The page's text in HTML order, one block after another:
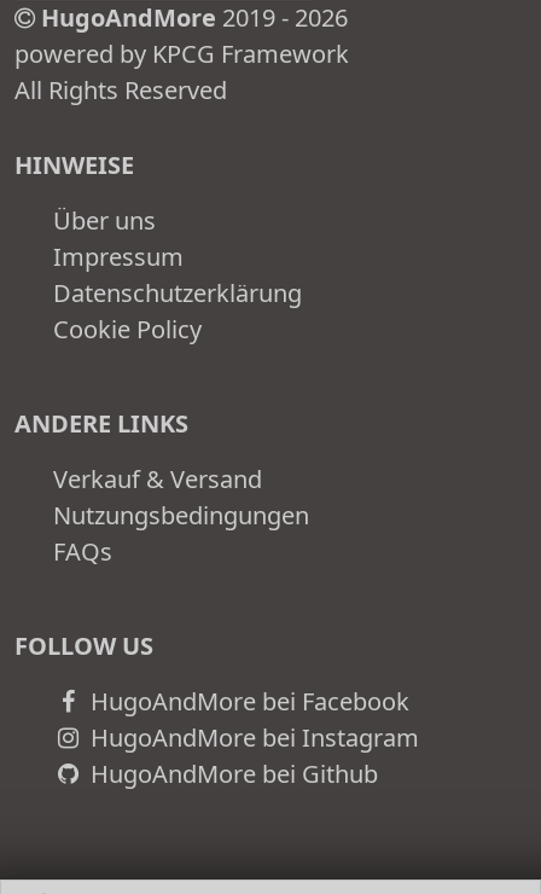
HugoAndMore 2019 - 2026
powered by KPCG Framework
All Rights Reserved
HINWEISE
Über uns
Impressum
Datenschutzerklärung
Cookie Policy
ANDERE LINKS
Verkauf & Versand
Nutzungsbedingungen
FAQs
FOLLOW US
HugoAndMore bei Facebook
HugoAndMore bei Instagram
HugoAndMore bei Github